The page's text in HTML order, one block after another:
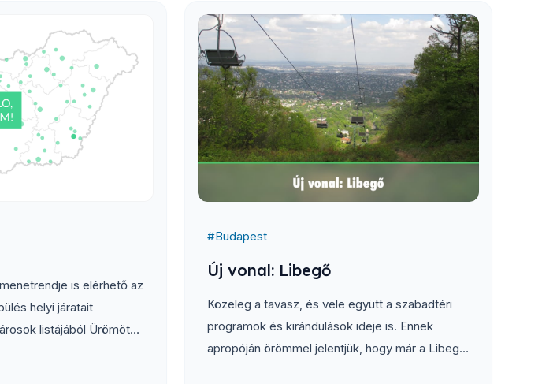
is elérhető az
helyi járatait
listájából Ürömöt
#Budapest
Új vonal: Libegő
Közeleg a tavasz, és vele együtt a szabadtéri
programok és kirándulások ideje is. Ennek
apropóján örömmel jelentjük, hogy már a Libegő